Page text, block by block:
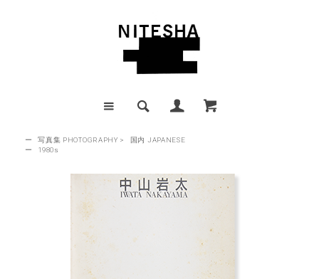
ー 写真集 PHOTOGRAPHY >
国内 JAPANESE
ー
1980s